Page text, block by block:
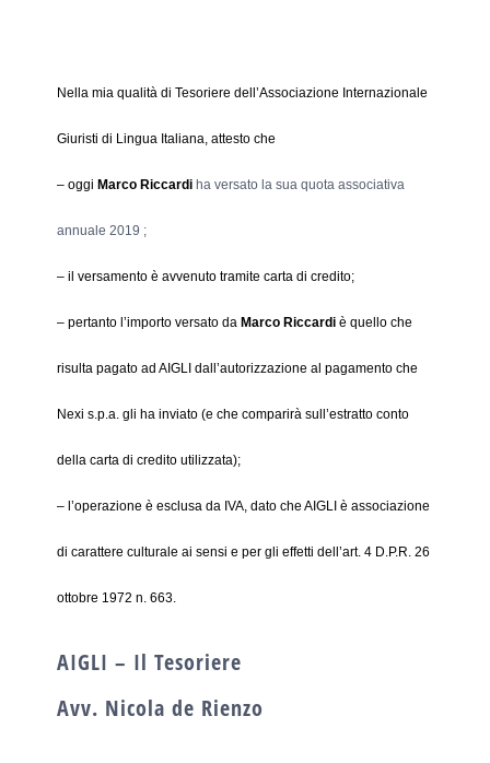
Nella mia qualità di Tesoriere dell’Associazione Internazionale
Giuristi di Lingua Italiana, attesto che
– oggi Marco Riccardi ha versato la sua quota associativa
annuale 2019 ;
– il versamento è avvenuto tramite carta di credito;
– pertanto l’importo versato da Marco Riccardi è quello che
risulta pagato ad AIGLI dall’autorizzazione al pagamento che
Nexi s.p.a. gli ha inviato (e che comparirà sull’estratto conto
della carta di credito utilizzata);
– l’operazione è esclusa da IVA, dato che AIGLI è associazione
di carattere culturale ai sensi e per gli effetti dell’art. 4 D.P.R. 26
ottobre 1972 n. 663.
AIGLI – Il Tesoriere
Avv. Nicola de Rienzo